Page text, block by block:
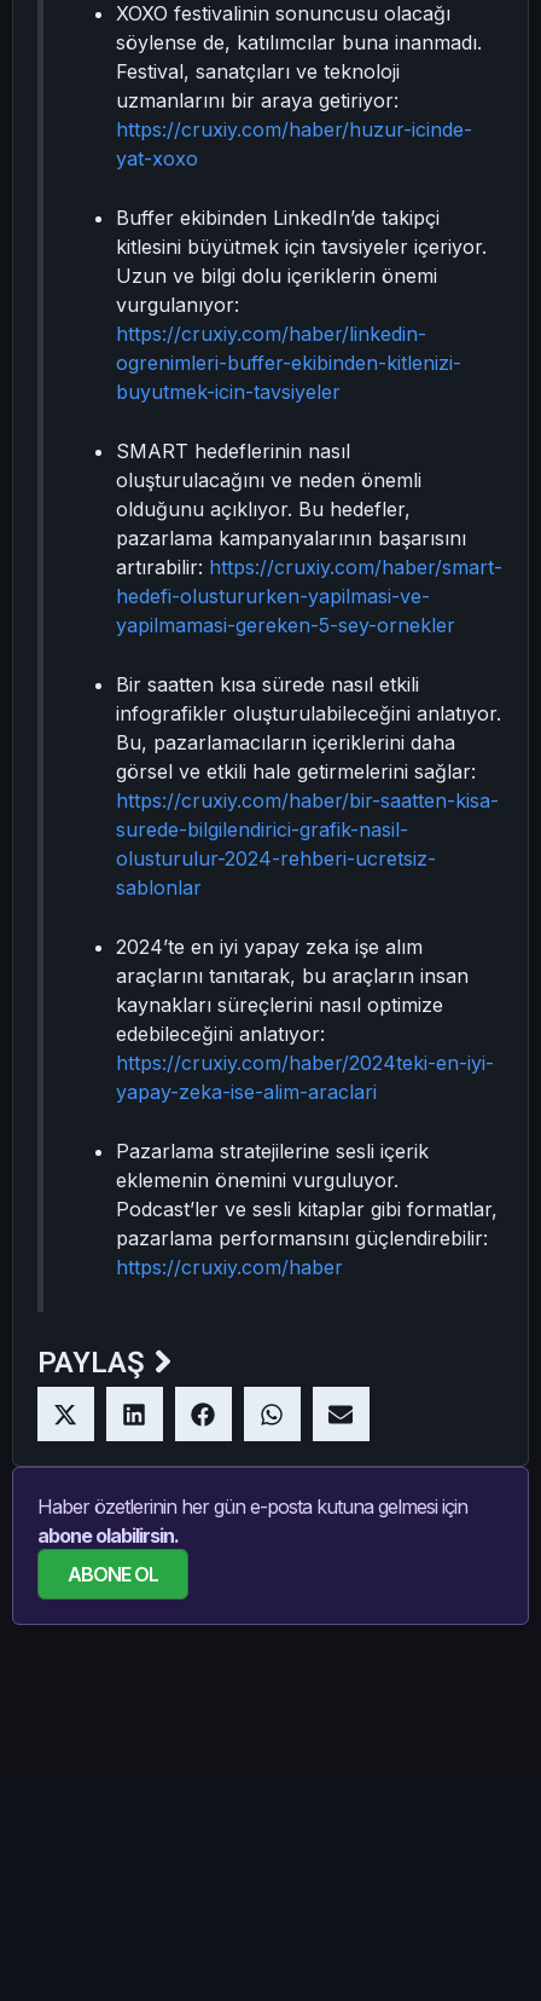
XOXO festivalinin sonuncusu olacağı
söylense de, katılımcılar buna inanmadı.
Festival, sanatçıları ve teknoloji
uzmanlarını bir araya getiriyor:
https://cruxiy.com/haber/huzur-icinde-
yat-xoxo
Buffer ekibinden LinkedIn’de takipçi
kitlesini büyütmek için tavsiyeler içeriyor.
Uzun ve bilgi dolu içeriklerin önemi
vurgulanıyor:
https://cruxiy.com/haber/linkedin-
ogrenimleri-buffer-ekibinden-kitlenizi-
buyutmek-icin-tavsiyeler
SMART hedeflerinin nasıl
oluşturulacağını ve neden önemli
olduğunu açıklıyor. Bu hedefler,
pazarlama kampanyalarının başarısını
artırabilir: https://cruxiy.com/haber/smart-
hedefi-olustururken-yapilmasi-ve-
yapilmamasi-gereken-5-sey-ornekler
Bir saatten kısa sürede nasıl etkili
infografikler oluşturulabileceğini anlatıyor.
Bu, pazarlamacıların içeriklerini daha
görsel ve etkili hale getirmelerini sağlar:
https://cruxiy.com/haber/bir-saatten-kisa-
surede-bilgilendirici-grafik-nasil-
olusturulur-2024-rehberi-ucretsiz-
sablonlar
2024’te en iyi yapay zeka işe alım
araçlarını tanıtarak, bu araçların insan
kaynakları süreçlerini nasıl optimize
edebileceğini anlatıyor:
https://cruxiy.com/haber/2024teki-en-iyi-
yapay-zeka-ise-alim-araclari
Pazarlama stratejilerine sesli içerik
eklemenin önemini vurguluyor.
Podcast’ler ve sesli kitaplar gibi formatlar,
pazarlama performansını güçlendirebilir:
https://cruxiy.com/haber
PAYLAŞ
Haber özetlerinin her gün e-posta kutuna gelmesi için
abone olabilirsin.
ABONE OL